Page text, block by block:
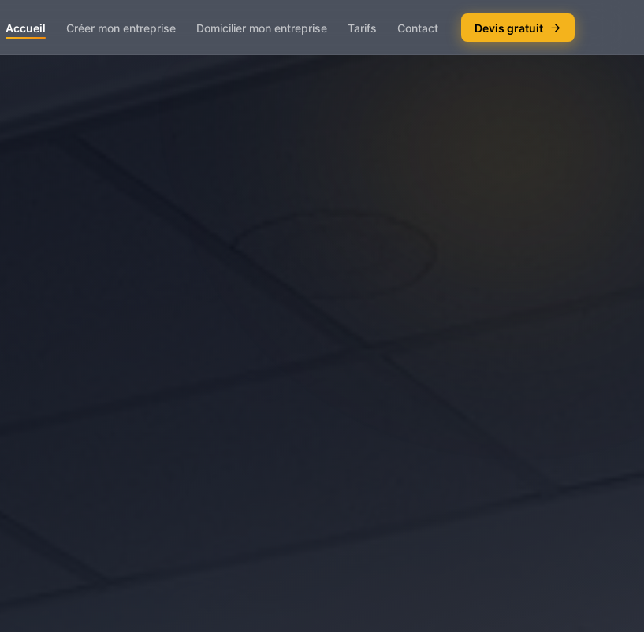
Accueil Créer mon entreprise Domicilier mon entreprise Tarifs Contact Devis gratuit